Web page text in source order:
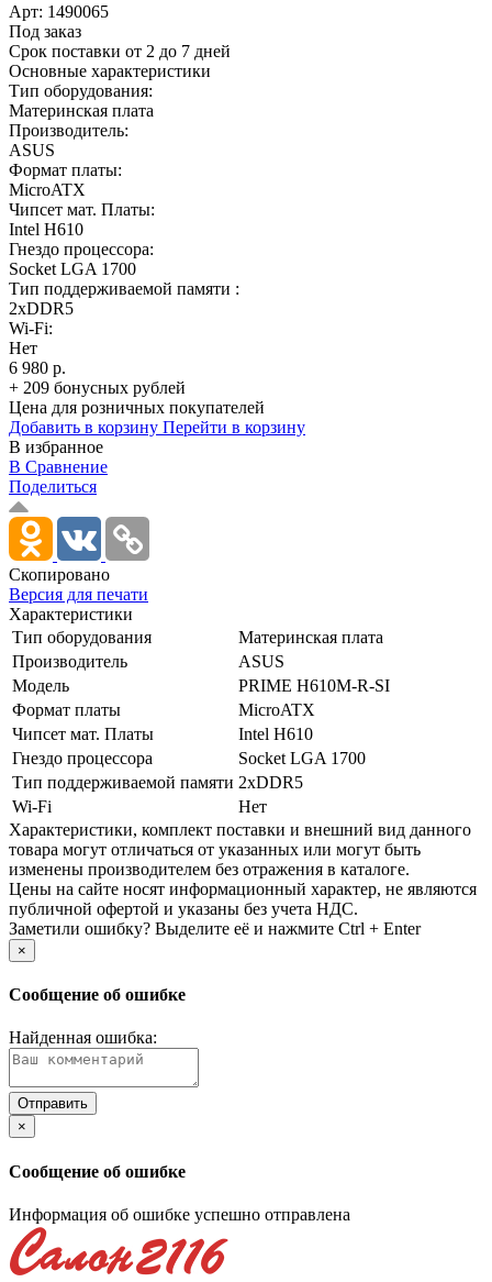
Арт: 1490065
Под заказ
Срок поставки от 2 до 7 дней
Основные характеристики
Тип оборудования:
Материнская плата
Производитель:
ASUS
Формат платы:
MicroATX
Чипсет мат. Платы:
Intel H610
Гнездо процессора:
Socket LGA 1700
Тип поддерживаемой памяти :
2xDDR5
Wi-Fi:
Нет
6 980 р.
+ 209 бонусных рублей
Цена для розничных покупателей
Добавить в корзину Перейти в корзину
В избранное
В Сравнение
Поделиться
Скопировано
Версия для печати
Характеристики
Тип оборудования
Материнская плата
Производитель
ASUS
Модель
PRIME H610M-R-SI
Формат платы
MicroATX
Чипсет мат. Платы
Intel H610
Гнездо процессора
Socket LGA 1700
Тип поддерживаемой памяти 2xDDR5
Wi-Fi
Нет
Xарактеристики, комплект поставки и внешний вид данного
товара могут отличаться от указанных или могут быть
изменены производителем без отражения в каталоге.
Цены на сайте носят информационный характер, не являются
публичной офертой и указаны без учета НДС.
Заметили ошибку? Выделите её и нажмите Ctrl + Enter
×
Сообщение об ошибке
Найденная ошибка:
×
Сообщение об ошибке
Информация об ошибке успешно отправлена